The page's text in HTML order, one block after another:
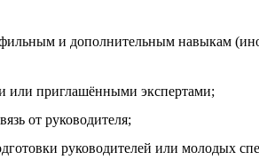
и дополнительным навыкам
или приглашёнными экспертами;
от руководителя;
руководителей или молодых